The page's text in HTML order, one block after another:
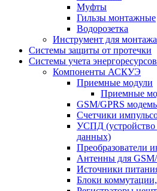
Муфты
Гильзы монтажные
Водорозетка
Инструмент для
Системы защиты от протечки
Системы учета
Компоненты АСКУЭ
Приемные модули
Приемные
GSM/GPRS
Счетчики
УСПД (устройство
данных)
Преобразователи
Антенны для
Источники
Блоки